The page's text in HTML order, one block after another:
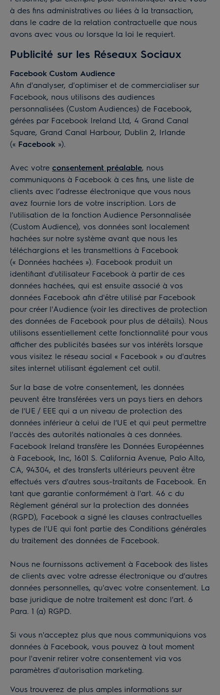
à des fins administratives ou liées à la transaction,
dans le cadre de la relation contractuelle que nous
avons avec vous ou lorsque la loi le requiert.
Publicité sur les Réseaux Sociaux
Facebook Custom Audience
Afin d'analyser, d'optimiser et de commercialiser sur
Facebook, nous utilisons des audiences
personnalisées (Custom Audiences) de Facebook,
gérées par Facebook Ireland Ltd, 4 Grand Canal
Square, Grand Canal Harbour, Dublin 2, Irlande
(« Facebook »).
Avec votre consentement préalable, nous
communiquons à Facebook à ces fins, une liste de
clients avec l’adresse électronique que vous nous
avez fournie lors de votre inscription. Lors de
l'utilisation de la fonction Audience Personnalisée
(Custom Audience), vos données sont localement
hachées sur notre système avant que nous les
téléchargions et les transmettions à Facebook
(« Données hachées »). Facebook produit un
identifiant d'utilisateur Facebook à partir de ces
données hachées, qui est ensuite associé à vos
données Facebook afin d'être utilisé par Facebook
pour créer l'Audience (voir les directives de protection
des données de Facebook pour plus de détails). Nous
utilisons essentiellement cette fonctionnalité pour vous
afficher des publicités basées sur vos intérêts lorsque
vous visitez le réseau social « Facebook » ou d'autres
sites internet utilisant également cet outil.
Sur la base de votre consentement, les données
peuvent être transférées vers un pays tiers en dehors
de l'UE / EEE qui a un niveau de protection des
données inférieur à celui de l'UE et qui peut permettre
l'accès des autorités nationales à ces données.
Facebook Ireland transfère les Données Européennes
à Facebook, Inc, 1601 S. California Avenue, Palo Alto,
CA, 94304, et des transferts ultérieurs peuvent être
effectués vers d'autres sous-traitants de Facebook. En
tant que garantie conformément à l'art. 46 c du
Règlement général sur la protection des données
(RGPD), Facebook a signé les clauses contractuelles
types de l'UE qui font partie des Conditions générales
du traitement des données de Facebook.
Nous ne fournissons activement à Facebook des listes
de clients avec votre adresse électronique ou d'autres
données personnelles, qu'avec votre consentement. La
base juridique de notre traitement est donc l'art. 6
Para. 1 (a) RGPD.
Si vous n'acceptez plus que nous communiquions vos
données à Facebook, vous pouvez à tout moment
pour l'avenir retirer votre consentement via vos
paramètres d'autorisation marketing.
Vous trouverez de plus amples informations sur